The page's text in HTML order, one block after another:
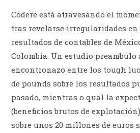
Codere está atravesando el
tras revelarse irregularidades
resultados de contables de
Colombia. Un estudio preambulo
encontronazo entre los tough
de pounds sobre los resultados
pasado, mientras o qual la
(beneficios brutos de
sobre unos 20 millones de euros